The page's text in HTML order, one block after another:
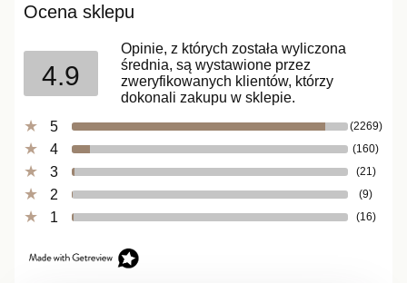
Ocena sklepu
4.9
Opinie, z których została wyliczona
średnia, są wystawione przez
zweryfikowanych klientów, którzy
dokonali zakupu w sklepie.
5
(2269)
4 (160)
3 (21)
2 (9)
1 (16)